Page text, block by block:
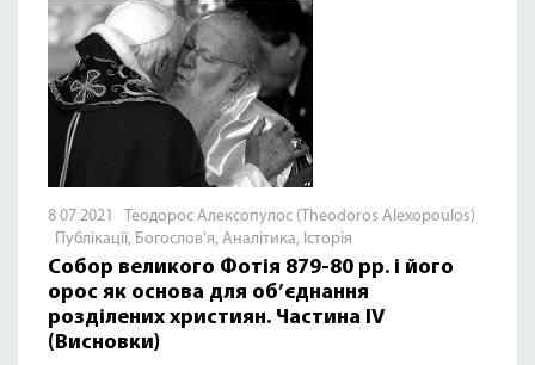
8 07 2021 Теодорос Алексопулос (Theodoros Alexopoulos)
Публікації, Богослов'я, Аналітика, Історія
Собор великого Фотія 879-80 рр. і його
орос як основа для об’єднання
розділених християн. Частина ІV
(Висновки)